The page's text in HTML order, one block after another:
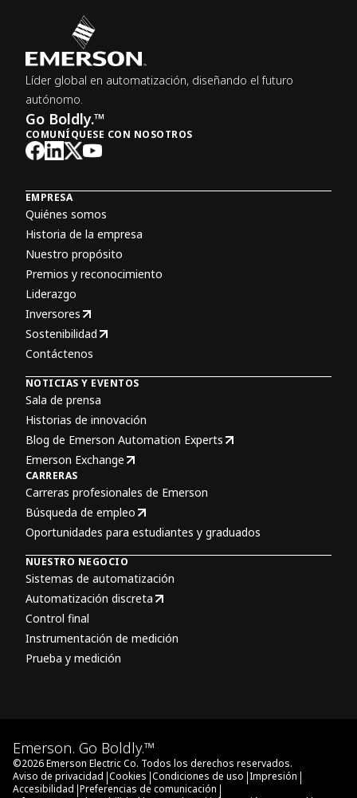
Líder global en automatización, diseñando el futuro
autónomo.
Go Boldly.™
COMUNÍQUESE CON NOSOTROS
EMPRESA
Quiénes somos
Historia de la empresa
Nuestro propósito
Premios y reconocimiento
Liderazgo
Inversores
Sostenibilidad
Contáctenos
NOTICIAS Y EVENTOS
Sala de prensa
Historias de innovación
Blog de Emerson Automation Experts
Emerson Exchange
CARRERAS
Carreras profesionales de Emerson
Búsqueda de empleo
Oportunidades para estudiantes y graduados
NUESTRO NEGOCIO
Sistemas de automatización
Automatización discreta
Control final
Instrumentación de medición
Prueba y medición
Emerson. Go Boldly.™
©2026Emerson Electric Co. Todos los derechos reservados.
Aviso de privacidad |Cookies |Condiciones de uso |Impresión |
Accesibilidad |Preferencias de comunicación |